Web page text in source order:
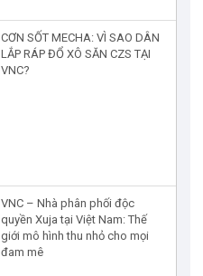
CƠN SỐT MECHA: VÌ SAO DÂN
LẮP RÁP ĐỔ XÔ SĂN CZS TẠI
VNC?
VNC – Nhà phân phối độc
quyền Xuja tại Việt Nam: Thế
giới mô hình thu nhỏ cho mọi
đam mê